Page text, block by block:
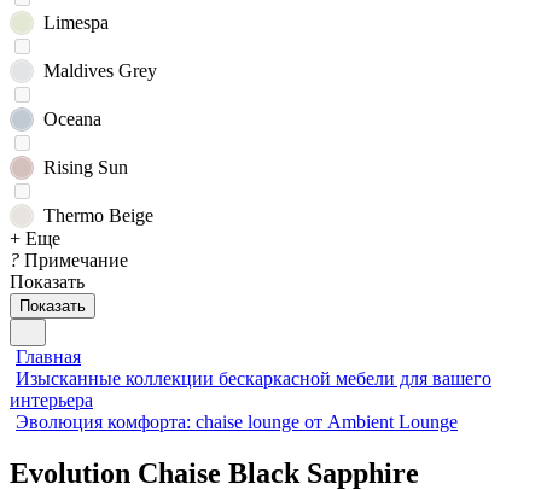
Limespa
Maldives Grey
Oceana
Rising Sun
Thermo Beige
+ Еще
? Примечание
Показать
Показать
Главная
Изысканные коллекции бескаркасной мебели для вашего
интерьера
Эволюция комфорта: chaise lounge от Ambient Lounge
Evolution Chaise Black Sapphire